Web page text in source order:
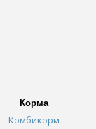
Корма
Комбикорм